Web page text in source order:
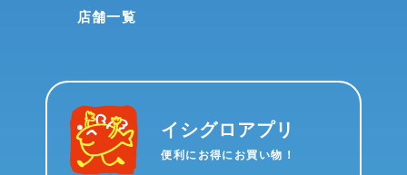
店舗一覧
イシグロアプリ
便利にお得にお買い物！